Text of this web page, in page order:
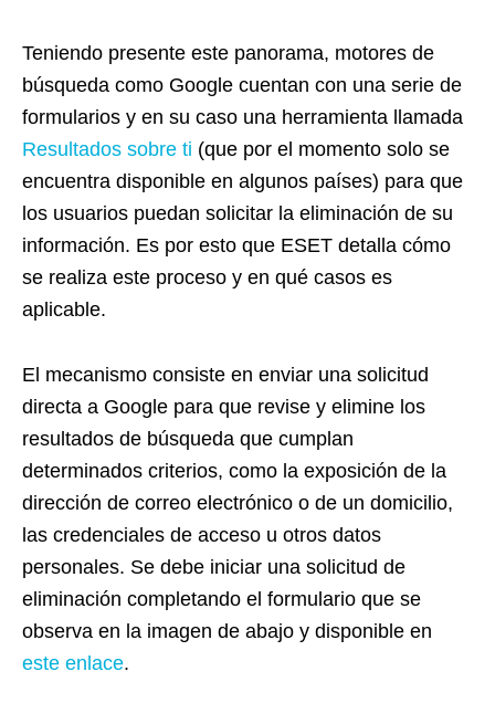
Teniendo presente este panorama, motores de
búsqueda como Google cuentan con una serie de
formularios y en su caso una herramienta llamada
Resultados sobre ti (que por el momento solo se
encuentra disponible en algunos países) para que
los usuarios puedan solicitar la eliminación de su
información. Es por esto que ESET detalla cómo
se realiza este proceso y en qué casos es
aplicable.
El mecanismo consiste en enviar una solicitud
directa a Google para que revise y elimine los
resultados de búsqueda que cumplan
determinados criterios, como la exposición de la
dirección de correo electrónico o de un domicilio,
las credenciales de acceso u otros datos
personales. Se debe iniciar una solicitud de
eliminación completando el formulario que se
observa en la imagen de abajo y disponible en
este enlace.